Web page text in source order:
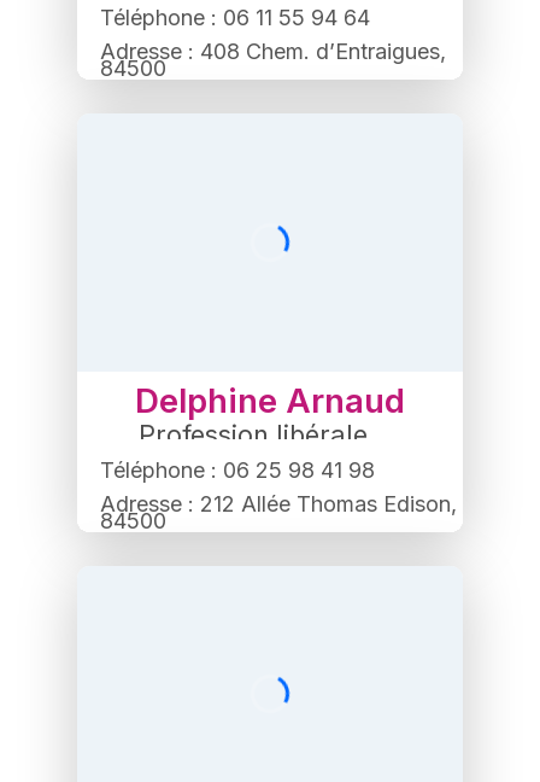
Téléphone : 06 11 55 94 64
Adresse : 408 Chem. d’Entraigues,
84500
Delphine Arnaud
Profession libérale
Service à domicile
Téléphone : 06 25 98 41 98
Adresse : 212 Allée Thomas Edison,
84500